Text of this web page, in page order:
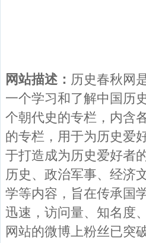
网站描述： 历史春秋网
一个学习和了解中国历
个朝代史的专栏，内含
的专栏，用于为历史爱
于打造成为历史爱好者
历史、政治军事、经济
学等内容，旨在传承国
迅速，访问量、知名度
网站的微博上粉丝已突